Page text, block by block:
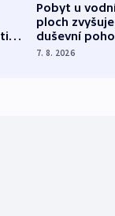
Pobyt u
ploch zvyšuje
duševní
ukázala
7. 8. 2026